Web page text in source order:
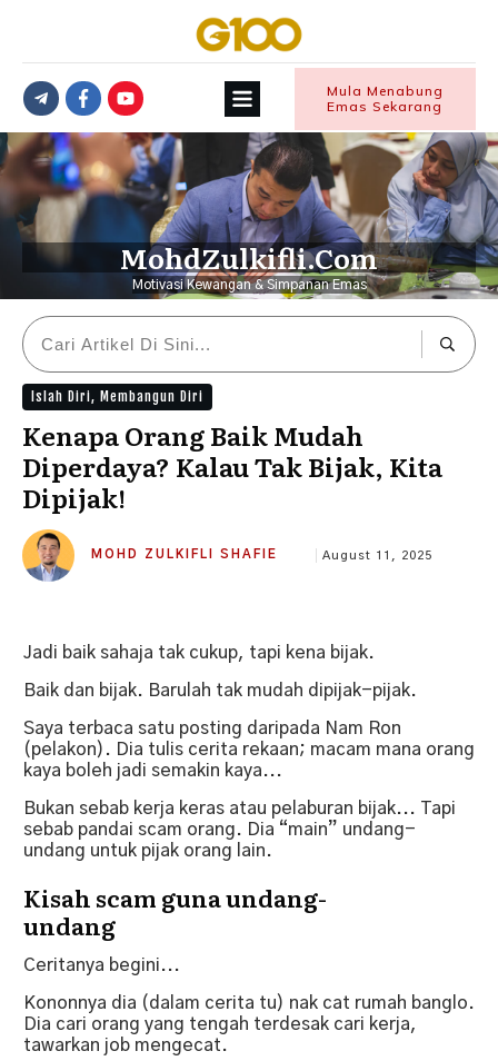
Mula Menabung
Emas Sekarang
MohdZulkifli.Com
Motivasi Kewangan & Simpanan Emas
Islah Diri, Membangun Diri
Kenapa Orang Baik Mudah
Diperdaya? Kalau Tak Bijak, Kita
Dipijak!
MOHD ZULKIFLI SHAFIE August 11, 2025
Jadi baik sahaja tak cukup, tapi kena bijak.
Baik dan bijak. Barulah tak mudah dipijak-pijak.
Saya terbaca satu posting daripada Nam Ron
(pelakon). Dia tulis cerita rekaan; macam mana orang
kaya boleh jadi semakin kaya...
Bukan sebab kerja keras atau pelaburan bijak... Tapi
sebab pandai scam orang. Dia “main” undang-
undang untuk pijak orang lain.
Kisah scam guna undang-
undang
Ceritanya begini...
Kononnya dia (dalam cerita tu) nak cat rumah banglo.
Dia cari orang yang tengah terdesak cari kerja,
tawarkan job mengecat.